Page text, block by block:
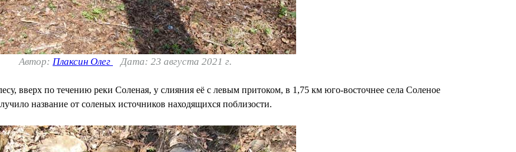
Автор: Плаксин Олег Дата: 23 августа 2021 г.
вверх по течению реки Соленая, у слияния её с левым притоком, в 1,75 км юго-восточнее села Соленое
название от соленых источников находящихся поблизости.